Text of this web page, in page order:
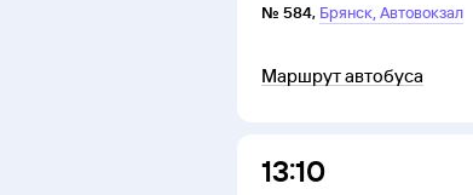
№ 584, Брянск,Автовокзал
Маршрут автобуса
13:10